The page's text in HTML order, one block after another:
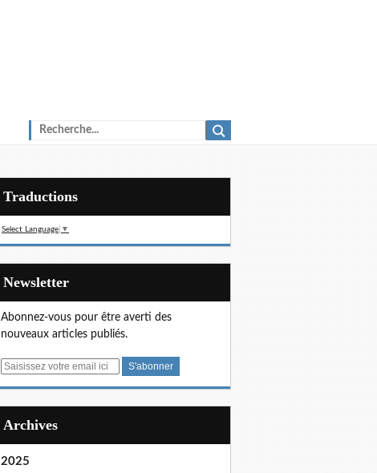
Traductions
Select Language ▼
Newsletter
Abonnez-vous pour être averti des
nouveaux articles publiés.
E
Archives
2025